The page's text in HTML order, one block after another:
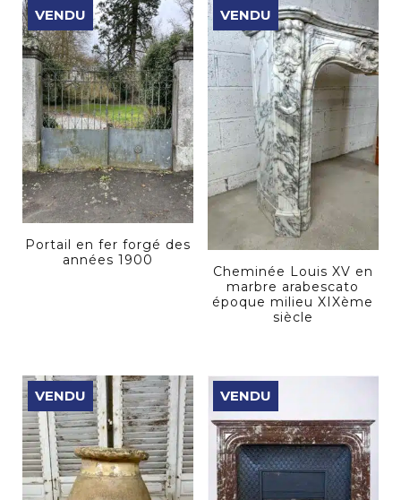
VENDU
Portail en fer forgé des
années 1900
VENDU
Cheminée Louis XV en
marbre arabescato
époque milieu XIXème
siècle
VENDU VENDU